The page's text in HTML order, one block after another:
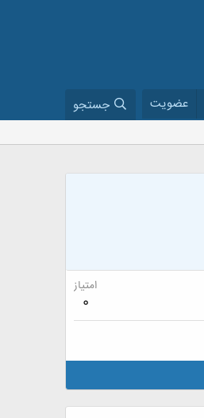
عضویت جستجو
امتیاز
0